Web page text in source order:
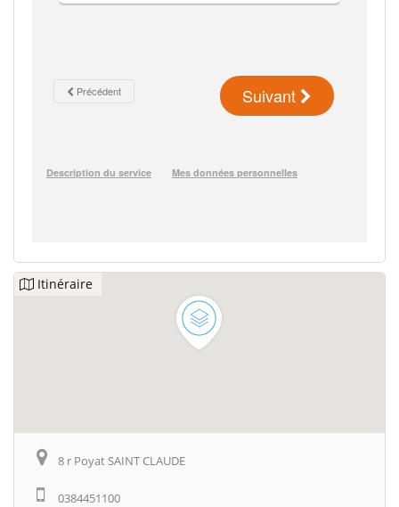
Itinéraire
8 r Poyat SAINT CLAUDE
0384451100